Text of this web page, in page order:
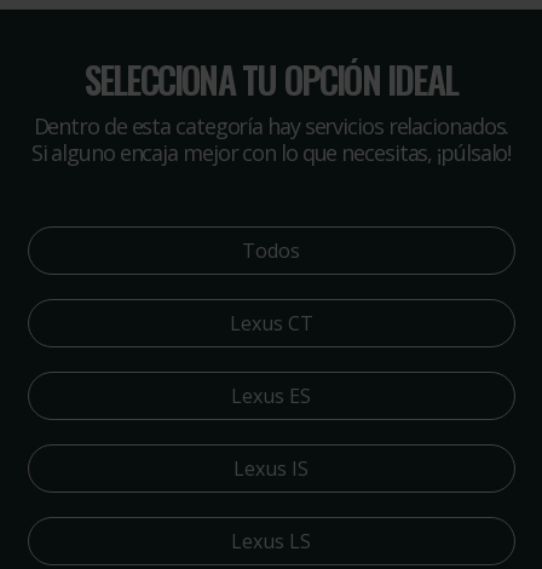
SELECCIONA TU OPCIÓN IDEAL
Dentro de esta categoría hay servicios relacionados.
Si alguno encaja mejor con lo que necesitas, ¡púlsalo!
Todos
Lexus CT
Lexus ES
Lexus IS
Lexus LS